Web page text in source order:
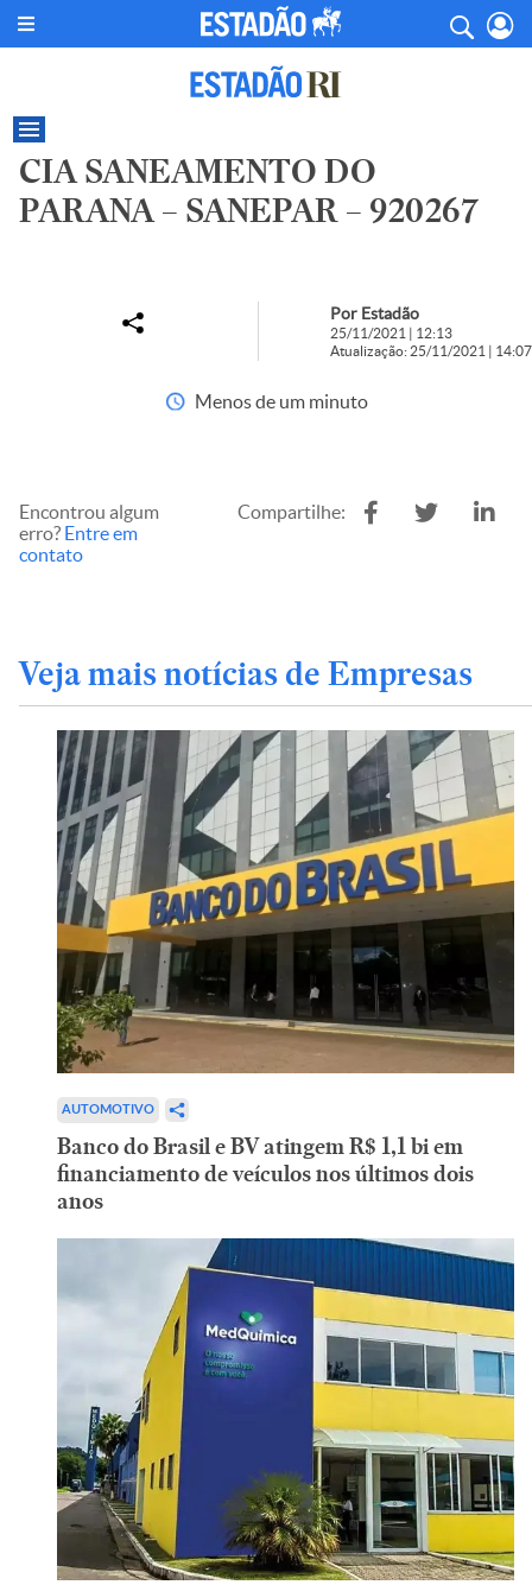
CIA SANEAMENTO DO
PARANA – SANEPAR – 920267
Por Estadão
25/11/2021 | 12:13
Atualização: 25/11/2021 | 14:07
Menos de um minuto
Encontrou algum
erro? Entre em
contato
Compartilhe:
Veja mais notícias de Empresas
AUTOMOTIVO
Banco do Brasil e BV atingem R$ 1,1 bi em
financiamento de veículos nos últimos dois
anos